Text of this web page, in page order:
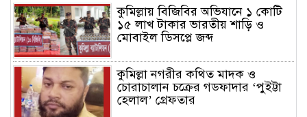
কুমিল্লায় বিজিবির অভিযানে ১ কোটি
১৫ লাখ টাকার ভারতীয় শাড়ি ও
মোবাইল ডিসপ্লে জব্দ
কুমিল্লা নগরীর কথিত মাদক ও
চোরাচালান চক্রের গডফাদার ‘পুইট্টা
হেলাল’ গ্রেফতার